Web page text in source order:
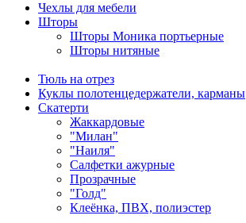
Чехлы для мебели
Шторы
Шторы Моника портьерные
Шторы нитяные
Тюль на отрез
Куклы полотенцедержатели, карманы
Скатерти
Жаккардовые
"Милан"
"Наиля"
Салфетки ажурные
Прозрачные
"Голд"
Клеёнка, ПВХ, полиэстер